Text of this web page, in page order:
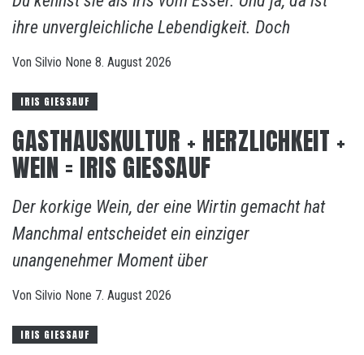
ihre unvergleichliche Lebendigkeit. Doch
Von Silvio None 8. August 2026
IRIS GIESSAUF
GASTHAUSKULTUR + HERZLICHKEIT +
WEIN = IRIS GIESSAUF
Der korkige Wein, der eine Wirtin gemacht hat
Manchmal entscheidet ein einziger
unangenehmer Moment über
Von Silvio None 7. August 2026
IRIS GIESSAUF